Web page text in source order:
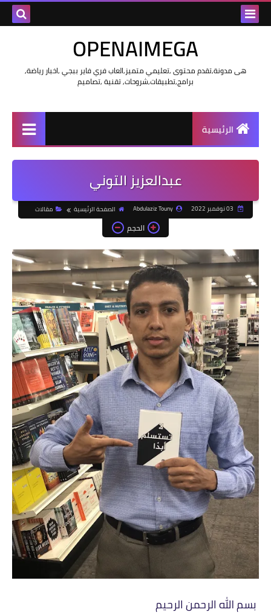
OPENAIMEGA
هى مدونة,تقدم محتوى ,تعليمي متميز,العاب فري فاير ببجي ,اخبار رياضة,
برامج,تطبيقات,شروحات, تقنية ,تصاميم
الرئيسية
عبدالعزيز التوني
Abdulaziz Touny الصفحة الرئيسية مقالات
الحجم
بسم الله الرحمن الرحيم